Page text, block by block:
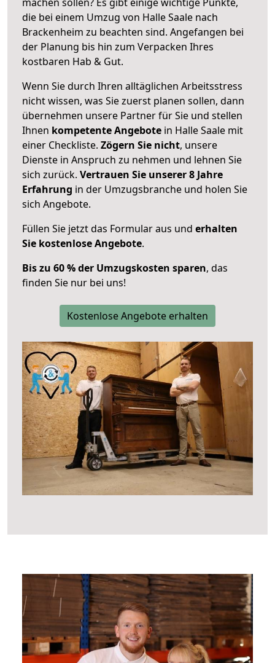
die bei einem Umzug von Halle Saale nach
Brackenheim zu beachten sind. Angefangen bei
der Planung bis hin zum Verpacken Ihres
kostbaren Hab & Gut.
Wenn Sie durch Ihren alltäglichen Arbeitsstress
nicht wissen, was Sie zuerst planen sollen, dann
übernehmen unsere Partner für Sie und stellen
Ihnen kompetente Angebote in Halle Saale mit
einer Checkliste. Zögern Sie nicht, unsere
Dienste in Anspruch zu nehmen und lehnen Sie
sich zurück. Vertrauen Sie unserer 8 Jahre
Erfahrung in der Umzugsbranche und holen Sie
sich Angebote.
Füllen Sie jetzt das Formular aus und erhalten
Sie kostenlose Angebote.
Bis zu 60 % der Umzugskosten sparen, das
finden Sie nur bei uns!
Kostenlose Angebote erhalten